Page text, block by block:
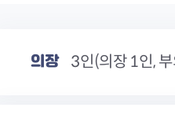
의장 3인(의장 1인,